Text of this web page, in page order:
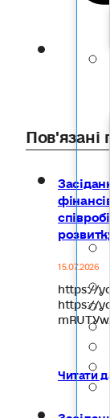
Пов'язані
15.07.2026
https://
https://
mRUTYwzs
Читати